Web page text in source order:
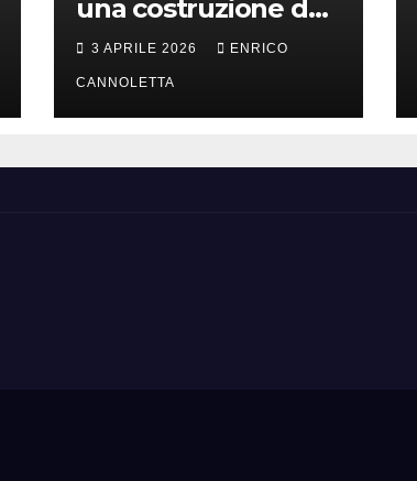
una costruzione del
cervello
3 APRILE 2026 ENRICO
CANNOLETTA